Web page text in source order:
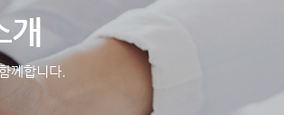
질문하기
칭찬하기
불친절 신고하기
센터에서 하는 일
부서 및 직원소개
시설안내
찾아오시는 길
개
께합니다.